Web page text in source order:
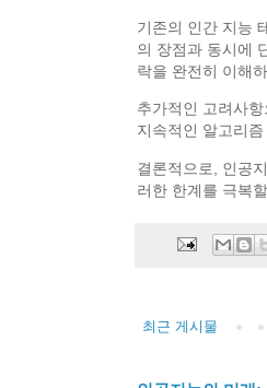
기존의 인간 지능
의 장점과 동시에
락을 완전히 이해
추가적인 고려사
지속적인 알고리
결론적으로, 인공
러한 한계를 극복
최근 게시물